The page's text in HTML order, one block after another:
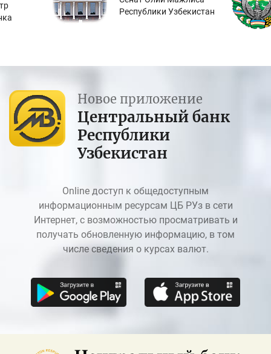
Республики Узбекистан
Новое приложение
Центральный банк
Республики
Узбекистан
Online доступ к общедоступным
информационным ресурсам ЦБ РУз в сети
Интернет, с возможностью просматривать и
получать обновленную информацию, в том
числе сведения о курсах валют.